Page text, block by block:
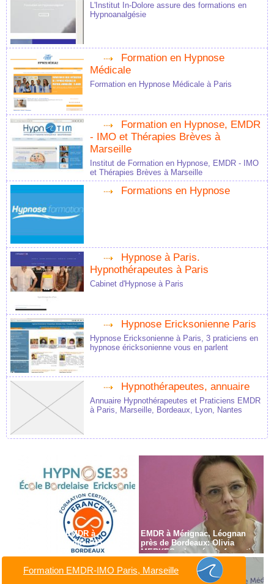
L'Institut In-Dolore assure des formations en
Hypnoanalgésie
Formation en Hypnose
Médicale
Formation en Hypnose Médicale à Paris
Formation en Hypnose, EMDR
- IMO et Thérapies Brèves à
Marseille
Institut de Formation en Hypnose, EMDR - IMO
et Thérapies Brèves à Marseille
Formations en Hypnose
Hypnose à Paris.
Hypnothérapeutes à Paris
Cabinet d'Hypnose à Paris
Hypnose Ericksonienne Paris
Hypnose Ericksonienne à Paris, 3 praticiens en
hypnose éricksonienne vous en parlent
Hypnothérapeutes, annuaire
Annuaire Hypnothérapeutes et Praticiens EMDR
à Paris, Marseille, Bordeaux, Lyon, Nantes
Formation en EMDR à
Bordeaux - Gironde - 33
EMDR à Mérignac, Léognan
près de Bordeaux: Olivia
MERKES, chargée de formation
Formation EMDR-IMO Paris, Marseille